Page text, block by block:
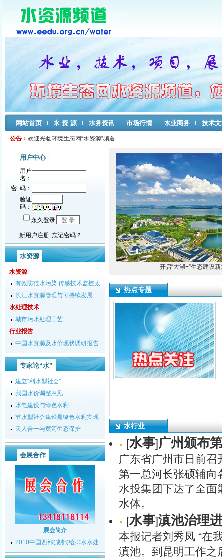
网站首页 水 资 源 水务资讯 市场行情 水业商务 技术
公告： 欢迎光临环境生态网“水资源”频道
开启“大湖+”生态建设
热点专题
水行业
[水事]广州颁布
广东省广州市日前
第一总河长张硕辅向
水投集团下达了全面
水体。
[水事]滇池治理
本报记者刘秀凤 “在
滇池。到昆明工作之
用户中心
水资源
水资源
有效防范水污染 传感技术监控太
湖蓝藻
长江水资源管理与可持续发展
水处理技术
城市污水处理工艺
行业报告
中国水资源及水价现状调研报告
（2009年）
专家论“水”
建立“利水型社会”
我国水价调整意见
水电建设与绿色水利
节水型社会建设是绿色水利实现
的重要途径
天人合一与黄河生态保护
会展合作
展会简介
2010中国西部(成都)给排水水处
理技术装备展览会